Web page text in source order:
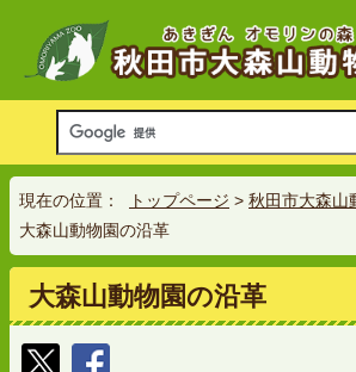
現在の位置： トップページ > 秋田市大森山
大森山動物園の沿革
大森山動物園の沿革